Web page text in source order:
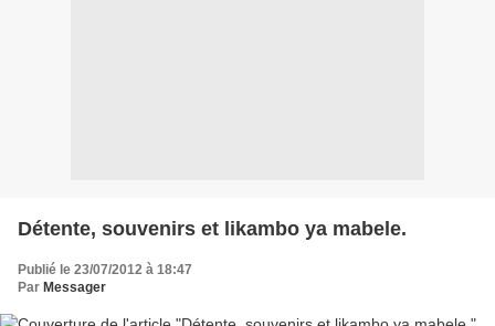
Détente, souvenirs et likambo ya mabele.
Publié le 23/07/2012 à 18:47
Par Messager